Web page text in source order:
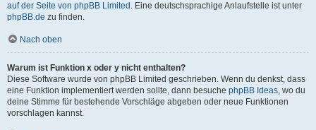
auf der Seite von phpBB Limited . Eine deutschsprachige Anlaufstelle ist unter
phpBB.de zu finden.
Nach oben
Warum ist Funktion x oder y nicht enthalten?
Diese Software wurde von phpBB Limited geschrieben. Wenn du denkst, dass
eine Funktion implementiert werden sollte, dann besuche phpBB Ideas, wo du
deine Stimme für bestehende Vorschläge abgeben oder neue Funktionen
vorschlagen kannst.